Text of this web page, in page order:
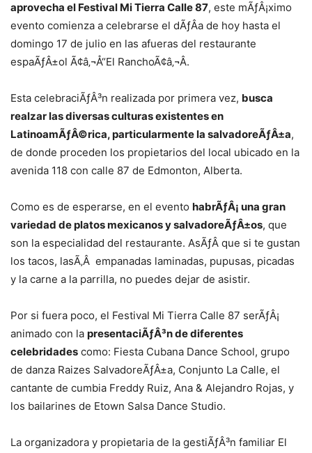
aprovecha el Festival Mi Tierra Calle 87, este mÃƒÂ¡ximo
evento comienza a celebrarse el dÃƒÂ­a de hoy hasta el
domingo 17 de julio en las afueras del restaurante
espaÃƒÂ±ol Ã¢â‚¬Å“El RanchoÃ¢â‚¬Â.
Esta celebraciÃƒÂ³n realizada por primera vez, busca
realzar las diversas culturas existentes en
LatinoamÃƒÂ©rica, particularmente la salvadoreÃƒÂ±a,
de donde proceden los propietarios del local ubicado en la
avenida 118 con calle 87 de Edmonton, Alberta.
Como es de esperarse, en el evento habrÃƒÂ¡ una gran
variedad de platos mexicanos y salvadoreÃƒÂ±os, que
son la especialidad del restaurante. AsÃƒÂ­ que si te gustan
los tacos, lasÃ‚Â empanadas laminadas, pupusas, picadas
y la carne a la parrilla, no puedes dejar de asistir.
Por si fuera poco, el Festival Mi Tierra Calle 87 serÃƒÂ¡
animado con la presentaciÃƒÂ³n de diferentes
celebridades como: Fiesta Cubana Dance School, grupo
de danza Raizes SalvadoreÃƒÂ±a, Conjunto La Calle, el
cantante de cumbia Freddy Ruiz, Ana & Alejandro Rojas, y
los bailarines de Etown Salsa Dance Studio.
La organizadora y propietaria de la gestiÃƒÂ³n familiar El